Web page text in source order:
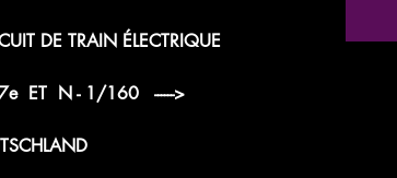
DE TRAIN ÉLECTRIQUE
ET N - 1/160 ------>